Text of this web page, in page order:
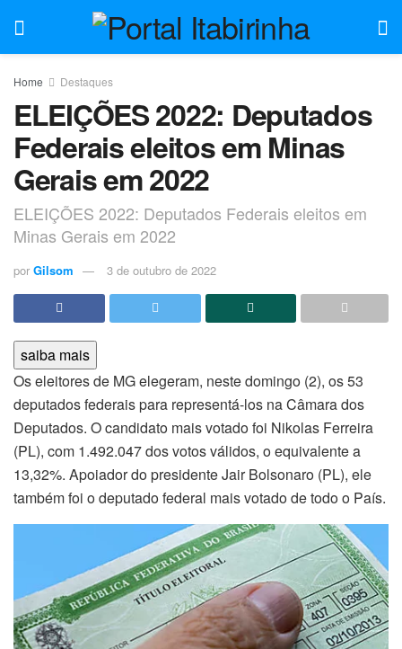
Home Destaques
ELEIÇÕES 2022: Deputados
Federais eleitos em Minas
Gerais em 2022
ELEIÇÕES 2022: Deputados Federais eleitos em
Minas Gerais em 2022
por Gilsom 3 de outubro de 2022
saiba mais
Os eleitores de MG elegeram, neste domingo (2), os 53
deputados federais para representá-los na Câmara dos
Deputados. O candidato mais votado foi Nikolas Ferreira
(PL), com 1.492.047 dos votos válidos, o equivalente a
13,32%. Apoiador do presidente Jair Bolsonaro (PL), ele
também foi o deputado federal mais votado de todo o País.